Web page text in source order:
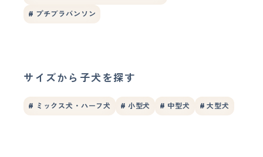
# プチブラバンソン
サイズから子犬を探す
# ミックス犬・ハーフ犬 # 小型犬 # 中型犬 # 大型犬